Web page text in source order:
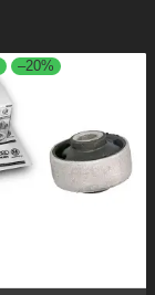
–20%